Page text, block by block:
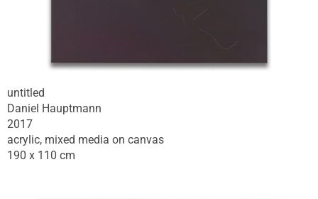
untitled
Daniel Hauptmann
2017
acrylic, mixed media on canvas
190 x 110 cm